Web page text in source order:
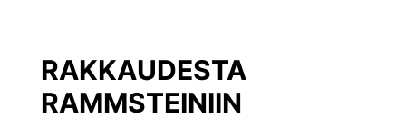
RAKKAUDESTA
RAMMSTEINIIN